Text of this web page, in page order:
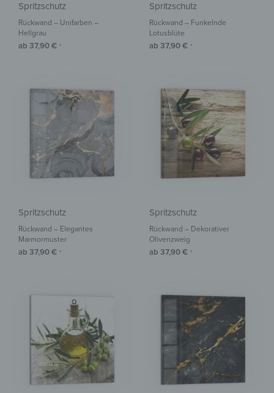
Spritzschutz
Rückwand – Unifarben –
Hellgrau
ab 37,90€ *
Spritzschutz
Rückwand – Funkelnde
Lotusblüte
ab 37,90€ *
Spritzschutz
Rückwand – Elegantes
Marmormuster
ab 37,90€ *
Spritzschutz
Rückwand – Dekorativer
Olivenzweig
ab 37,90€ *